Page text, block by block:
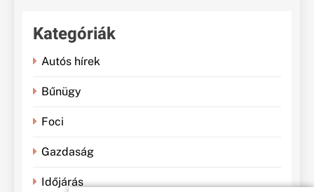
Kategóriák
Autós hírek
Bűnügy
Foci
Gazdaság
Időjárás